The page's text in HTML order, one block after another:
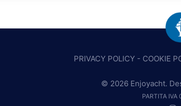
PRIVACY POLICY- COOKIE
© 2026 Enjoyacht.
PARTITA